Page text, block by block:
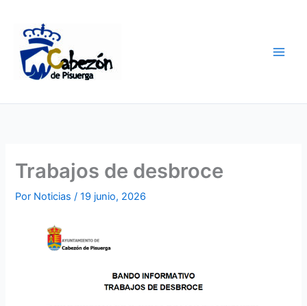
contenido
Trabajos de desbroce
Por Noticias/19 junio, 2026